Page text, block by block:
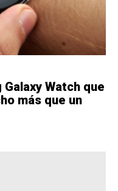
Watch que
más que un